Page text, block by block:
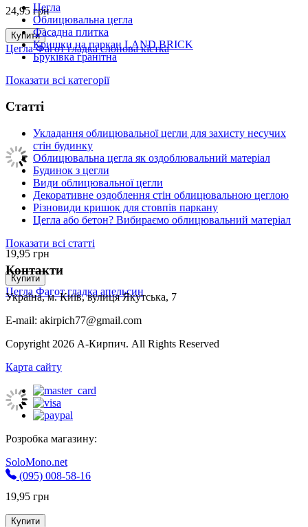
24,95 грн
Купити
Цегла Фагот гладка слонова кістка
19,95 грн
Купити
Цегла Фагот гладка апельсин
19,95 грн
Купити
Цегла
Облицювальна цегла
Фасадна плитка
Кришки на паркан LAND BRICK
Бруківка гранітна
Показати всі категорії
Статті
Укладання облицювальної цегли для захисту несучих
стін будинку
Облицювальна цегла як оздоблювальний матеріал
Будинок з цегли
Види облицювальної цегли
Декоративне оздоблення стін облицювальною цеглою
Різновиди кришок для стовпів паркану
Цегла або бетон? Вибираємо облицювальний матеріал
Показати всі статті
Контакти
Україна, м. Київ, вулиця Якутська, 7
E-mail: akirpich77@gmail.com
Copyright 2026 А-Кирпич. All Rights Reserved
Карта сайту
Розробка магазину:
SoloMono.net
(095) 008-58-16